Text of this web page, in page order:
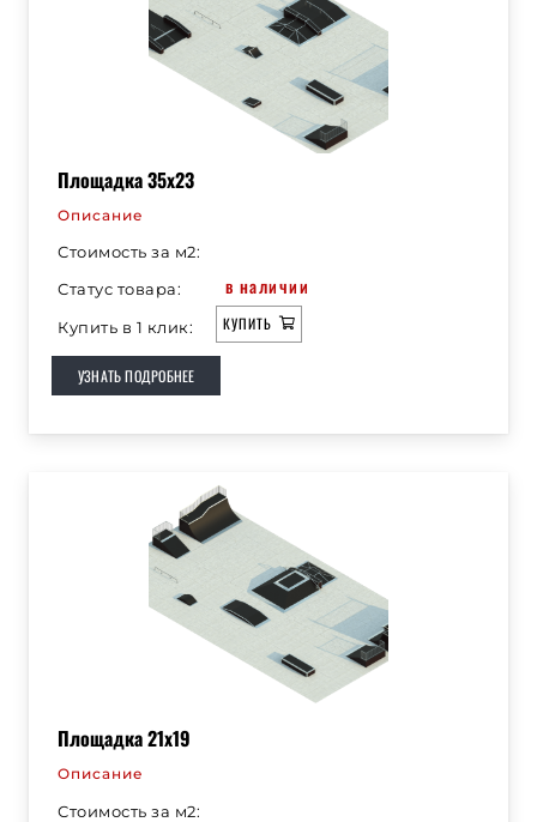
Площадка 35х23
Описание
Стоимость за м2:
Статус товара:
в наличии
Купить в 1 клик: КУПИТЬ
УЗНАТЬ ПОДРОБНЕЕ
Площадка 21х19
Описание
Стоимость за м2: